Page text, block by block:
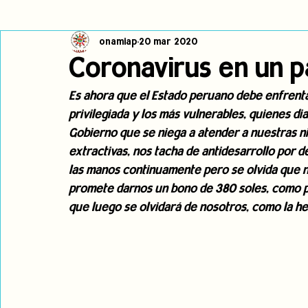
Cambio climático Navegador indígena
Pronunciamientos Observatorio de consulta previa
jóvenes indígenas Incidencias incidencia PNPI
Coronavirus en un
onamiap 20 mar 2020
Es ahora que el Estado peruano debe
privilegiada y los más vulnerables, quienes
Gobierno que se niega a atender a nuestras
extractivas, nos tacha de antidesarrollo por
las manos continuamente pero se olvida
promete darnos un bono de 380 soles,
que luego se olvidará de nosotros, como la